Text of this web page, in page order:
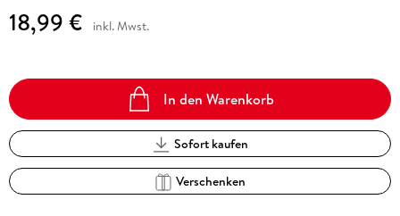
18,99 € inkl. Mwst.
In den Warenkorb
Sofort kaufen
Verschenken